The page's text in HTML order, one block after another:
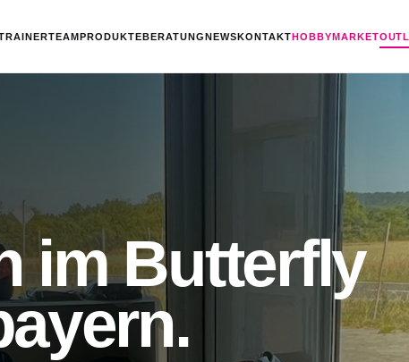
PRODUKTEBERATUNGNEWSKONTAKTHOBBYMARKET
im Butterfly